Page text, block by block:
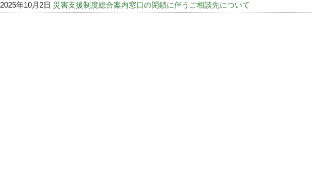
2025年10月2日 災害支援制度総合案内窓口の閉鎖に伴うご相談先について